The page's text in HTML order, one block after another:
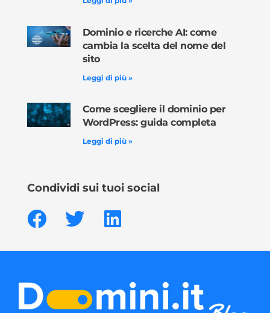
Dominio e ricerche AI: come
cambia la scelta del nome del
sito
Leggi di più »
Come scegliere il dominio per
WordPress: guida completa
Leggi di più »
Condividi sui tuoi social